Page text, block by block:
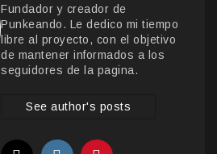
Fundador y creador de
Punkeando. Le dedico mi tiempo
libre al proyecto, con el objetivo
de mantener informados a los
seguidores de la pagina.
See author's posts